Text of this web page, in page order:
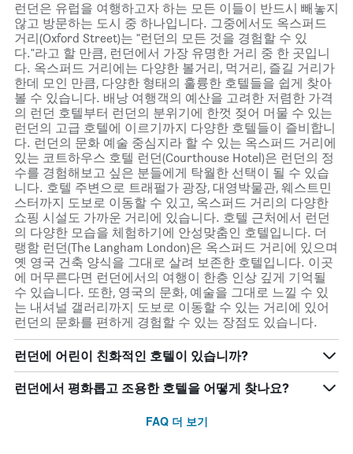
런던은 유럽을 여행하고자 하는 모든 이들이 반드시 빼놓지
않고 방문하는 도시 중 하나입니다. 그중에서도 옥스퍼드
거리(Oxford Street)는 "런던의 모든 것을 경험할 수 있
다."라고 할 만큼, 런던에서 가장 유명한 거리 중 한 곳입니
다. 옥스퍼드 거리에는 다양한 볼거리, 먹거리, 즐길 거리가
한데 모인 만큼, 다양한 형태의 훌륭한 호텔들을 쉽게 찾아
볼 수 있습니다. 배낭 여행객의 예산을 고려한 저렴한 가격
의 런던 호텔부터 런던의 분위기에 한껏 젖어 머물 수 있는
런던의 고급 호텔에 이르기까지 다양한 호텔들이 즐비합니
다. 런던의 문화 예술 중심지라 할 수 있는 옥스퍼드 거리에
있는 코트하우스 호텔 런던(Courthouse Hotel)은 런던의 정
수를 경험해보고 싶은 분들에게 탁월한 선택이 될 수 있습
니다. 호텔 주변으로 트래펄가 광장, 대영박물관, 웨스트민
스터까지 도보로 이동할 수 있고, 옥스퍼드 거리의 다양한
쇼핑 시설도 가까운 거리에 있습니다. 호텔 근처에서 런던
의 다양한 모습을 체험하기에 안성맞춤인 호텔입니다. 더
랭함 런던(The Langham London)은 옥스퍼드 거리에 있으며
옛 영국 건축 양식을 그대로 살려 보존한 호텔입니다. 이곳
에 머무른다면 런던에서의 여행이 한층 인상 깊게 기억될
수 있습니다. 또한, 영국의 문화, 예술을 그대로 느낄 수 있
는 내셔널 갤러리까지 도보로 이동할 수 있는 거리에 있어
런던의 문화를 편하게 경험할 수 있는 장점도 있습니다.
런던에 어린이 친화적인 호텔이 있습니까?
런던에서 평화롭고 조용한 호텔을 어떻게 찾나요?
FAQ 더 보기